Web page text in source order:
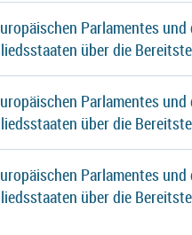
Parlamentes
über die
Parlamentes
über die
Parlamentes
über die